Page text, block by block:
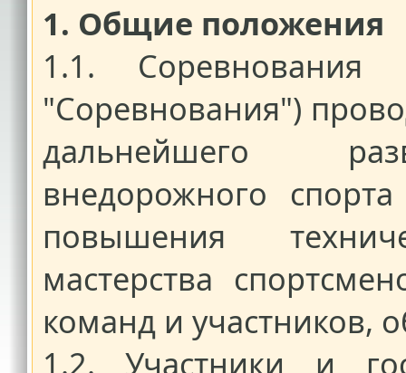
1. Общие положения
1.1. Соревнования
"Соревнования")
дальнейшего
внедорожного
повышения
мастерства
команд и участников,
1.2. Участники и